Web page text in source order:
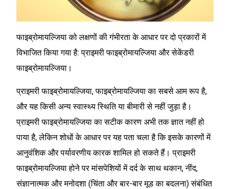
फाइब्रोमायल्जिया को लक्षणों की गंभीरता के आधार पर दो प्रकारों में
विभाजित किया गया है: प्राइमरी फाइब्रोमायल्जिया और सेकेंडरी
फाइब्रोमायल्जिया।
प्राइमरी फाइब्रोमायल्जिया, फाइब्रोमायल्जिया का सबसे आम रूप है,
और यह किसी अन्य स्वास्थ्य स्थिति या बीमारी से नहीं जुड़ा है।
प्राइमरी फाइब्रोमायल्जिया का सटीक कारण अभी तक ज्ञात नहीं हो
पाया है, लेकिन शोधों के आधार पर यह पता चला है कि इसके कारणों में
आनुवंशिक और पर्यावरणीय कारक शामिल हो सकते हैं। प्राइमरी
फाइब्रोमायल्जिया होने पर मांसपेशियों में दर्द के साथ थकान, नींद,
संज्ञानात्मक और मनोदशा (चिंता और बार-बार मूड का बदलना) संबंधित